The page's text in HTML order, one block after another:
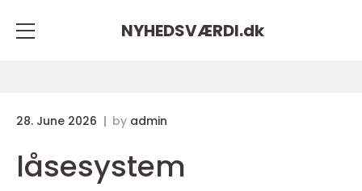
NYHEDSVÆRDI.dk
28. June 2026 by admin
låsesystem